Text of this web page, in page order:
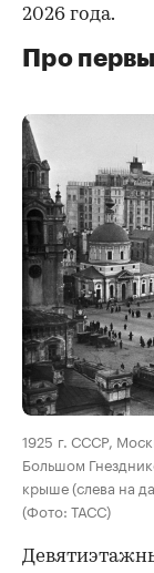
2026 года.
Про
1925 г. СССР,
Большом
крыше (слева на
(Фото: ТАСС)